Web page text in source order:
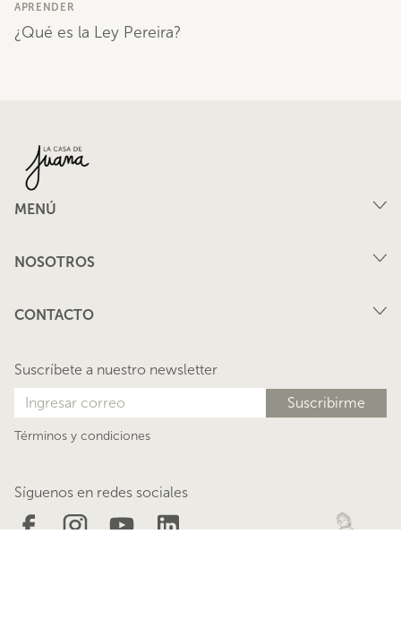
APRENDER
¿Qué es la Ley Pereira?
MENÚ
Nosotros
Blog
NOSOTROS
CONTACTO
Suscríbete a nuestro newsletter
Términos y condiciones
Síguenos en redes sociales